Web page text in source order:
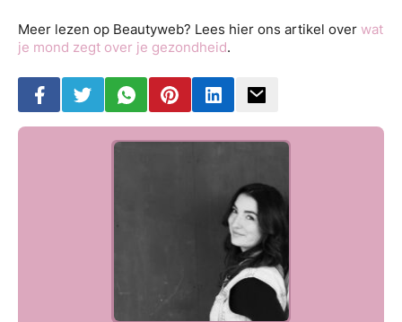
Meer lezen op Beautyweb? Lees hier ons artikel over wat
je mond zegt over je gezondheid.